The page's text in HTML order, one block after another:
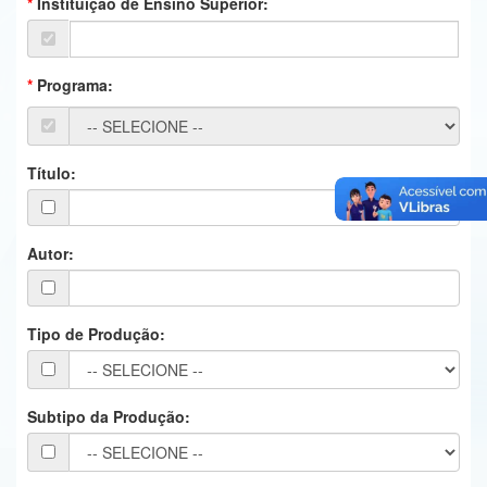
Ministério da Ciência, Tecnologia, Inovações e Comunicações
Ministério do Turismo
Controladoria-Geral da União
Secretaria-Geral
Secretaria de Governo
Gabinete de Segurança Institucional
Advocacia-Geral da União
Banco Central do Brasil
Programa:
Título:
Autor:
Tipo de Produção:
Subtipo da Produção: